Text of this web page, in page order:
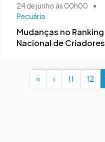
24 de junho às 00h00
•
Pecuária
Mudanças no Ranking
Nacional de Criadores
Page navigation
« ‹ Page
11 Page
12